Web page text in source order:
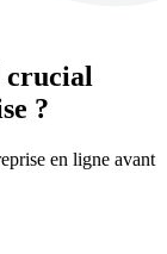
crucial
?
en ligne avant